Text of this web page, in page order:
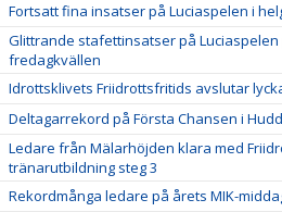
Fortsatt fina insatser på Luciaspelen i
Glittrande stafettinsatser på Luciaspelen
fredagkvällen
Idrottsklivets Friidrottsfritids avslutar
Deltagarrekord på Första Chansen i
Ledare från Mälarhöjden klara med
tränarutbildning steg 3
Rekordmånga ledare på årets MIK-